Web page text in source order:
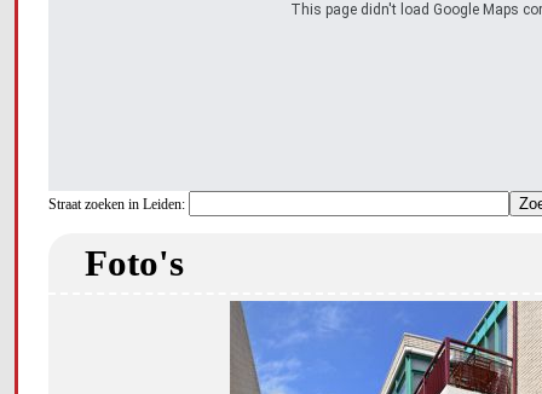
This page didn't load Google Maps
Straat zoeken in Leiden:
Foto's